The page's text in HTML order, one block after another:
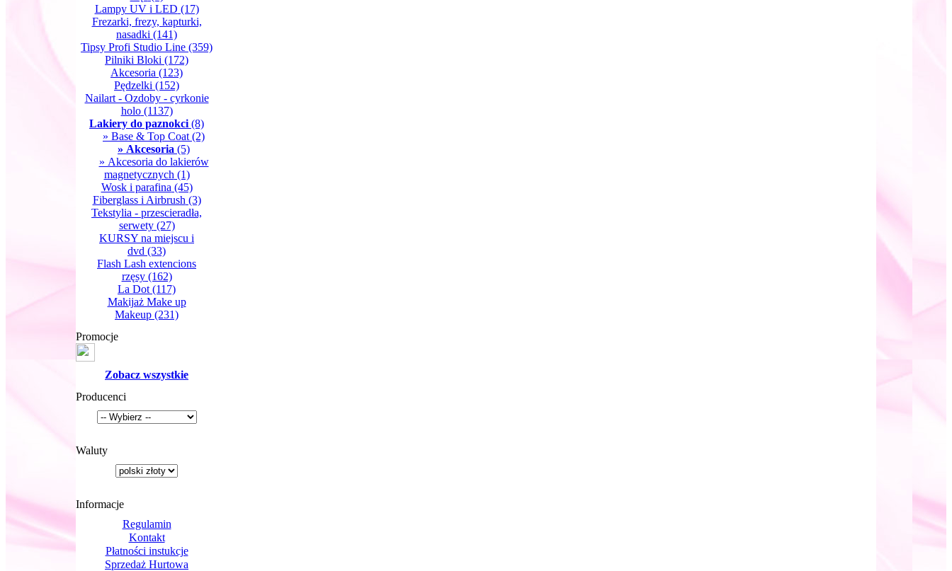
Lampy UV i LED (17)
Frezarki, frezy, kapturki,
nasadki (141)
Tipsy Profi Studio Line (359)
Pilniki Bloki (172)
Akcesoria (123)
Pędzelki (152)
Nailart - Ozdoby - cyrkonie
holo(1137)
Lakiery do paznokci (8)
» Base & Top Coat (2)
» Akcesoria (5)
» Akcesoria do lakierów
magnetycznych (1)
Wosk i parafina (45)
Fiberglass i Airbrush (3)
Tekstylia - przescieradła,
serwety(27)
KURSY na miejscu i
dvd (33)
Flash Lash extencions
rzęsy(162)
La Dot (117)
Makijaż Make up
Makeup (231)
Promocje
Zobacz wszystkie
Producenci
Waluty
Informacje
Regulamin
Kontakt
Płatności instukcje
Sprzedaż Hurtowa